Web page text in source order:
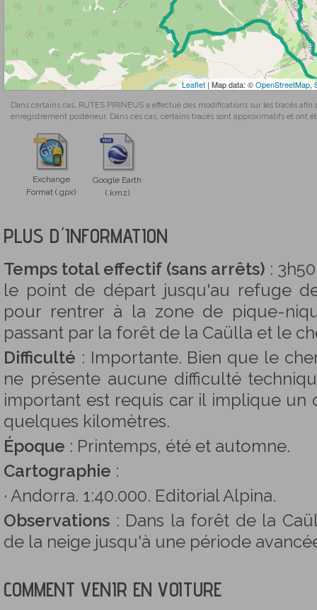
Leaflet | Map data: ©OpenStreetMap,
Dans certains cas, RUTES PIRINEUS a effectué des modifications sur les tracés
enregistrement postérieur. Dans ces cas, certains tracés sont approximatifs et ont
Exchange
Format (.gpx)
Google Earth
(.kmz)
PLUS D´INFORMATION
Temps total effectif (sans arrêts) :
le point de départ jusqu'au refuge
pour rentrer à la zone de pique-
passant par la forêt de la Caülla et le
Difficulté : Importante. Bien que le
ne présente aucune difficulté
important est requis car il implique un
quelques kilomètres.
Époque : Printemps, été et automne.
Cartographie :
· Andorra. 1:40.000. Editorial Alpina.
Observations : Dans la forêt de la
de la neige jusqu'à une période
COMMENT VENIR EN VOITURE